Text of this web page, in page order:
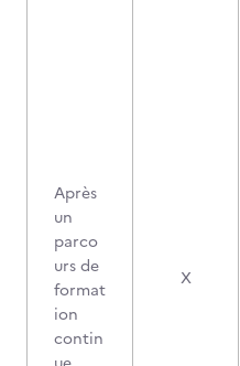
Après
un
parco
urs de
format
ion
contin
X